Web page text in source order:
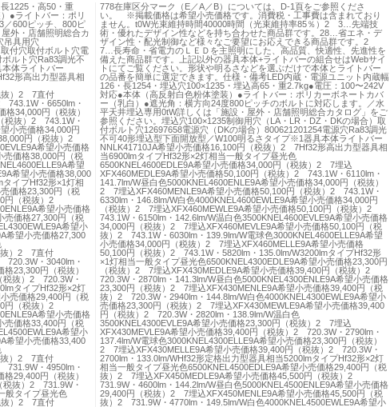
1225・高50・重
●ライトバー：ポリ
／600ピッチ、800ピ
外・店舗照明総合カ
吊具用穴
付穴取付ボルト穴電
ルト穴Ra83調光不
体ライトバー
形高出力型器具相
抜）2 7直付
743.1W・6650lm・
格34,000円（税抜）
税抜）2 743.1W・
小売価格34,000円
円（税抜）2
希望小売価格
価格38,000円（税
希望
希望小売価格38,000
イプHf32形×1灯相
価格23,300円（税
円（税抜）2
希望小売価格
価格27,300円（税
希望小
希望小売価格27,300
抜）2 7直付
720.3W・3040lm・
23,300円（税抜）
税抜）2 720.3W・
タイプHf32形×2灯
売価格29,400円（税
円（税抜）2
希望小売価格
価格33,400円（税
希望小
希望小売価格33,400
抜）2 7直付
731.9W・4950lm・
29,400円（税抜）
税抜）2 731.9W・
般タイプ昼光色
抜）2 7直付
778在庫区分マーク（E／A／B）については、D-1頁をご参照くださ
い。 ※掲載価格は希望小売価格です。消費税・工事費は含まれており
ません。t0W光束維持時間40000時間（光束維持率85％）2 3…先端技
術・優れたデザイン性などを持ち合わせた商品群です。28…省エネ・デ
ザイン性・配光制御など様々なご要望にお応えできる商品群です。2
7…長寿命・省電力のＬＥＤを主照明にした、高品質、快適性、先進性を
備えた商品群です。上記以外の器具本体+ライトバーの組合せはWebサイ
トにてご覧ください。形状や明るさなどを選ぶだけで本体とライトバー
の品番を簡単に選定できます。仕様・備考LED内蔵・電源ユニット内蔵幅
126・長1254・埋込穴100×1235・埋込高65・重2.7kg●電圧：100〜242V
対応●本体（高反射白色粉体塗装）●ライトバー：ポリカーボネートカバ
ー（乳白）●遮光角：横方向24度800ピッチのボルトに対応します。／水
平天井埋込専用0tW詳しくは「施設・屋外・店舗照明総合カタログ」をご
参照ください。埋込穴100×1235制御用穴（LA・LR・DZ・DKの場合）取
付ボルト穴12697658電源穴（DKの場合）800621201254電源穴Ra83調光
不可40形埋込型下面開放型／W100明るさタイプ※1器具本体ライトバー
NNLK41710JA希望小売価格16,100円（税抜）2 7Hf32形高出力型器具相
当6900lmタイプHf32形×2灯相当一般タイプ昼光色
6500KNEL4600EDLE9A希望小売価格34,000円（税抜）2 7埋込
XFX460MEDLE9A希望小売価格50,100円（税抜）2 743.1W・6110lm・
141.7lm/W昼白色5000KNEL4600ENLE9A希望小売価格34,000円（税抜）
2 7埋込XFX460MENLE9A希望小売価格50,100円（税抜）2 743.1W・
6330lm・146.8lm/W白色4000KNEL4600EWLE9A希望小売価格34,000円
（税抜）2 7埋込XFX460MEWLE9A希望小売価格50,100円（税抜）2
743.1W・6150lm・142.6lm/W温白色3500KNEL4600EVLE9A希望小売価格
34,000円（税抜）2 7埋込XFX460MEVLE9A希望小売価格50,100円（税
抜）2 743.1W・6030lm・139.9lm/W電球色3000KNEL4600ELLE9A希望
小売価格34,000円（税抜）2 7埋込XFX460MELLE9A希望小売価格
50,100円（税抜）2 743.1W・5820lm・135.0lm/W3200lmタイプHf32形
×1灯相当一般タイプ昼光色6500KNEL4300EDLE9A希望小売価格23,300円
（税抜）2 7埋込XFX430MEDLE9A希望小売価格39,400円（税抜）2
720.3W・2870lm・141.3lm/W昼白色5000KNEL4300ENLE9A希望小売価格
23,300円（税抜）2 7埋込XFX430MENLE9A希望小売価格39,400円（税
抜）2 720.3W・2940lm・144.8lm/W白色4000KNEL4300EWLE9A希望小
売価格23,300円（税抜）2 7埋込XFX430MEWLE9A希望小売価格39,400
円（税抜）2 720.3W・2820lm・138.9lm/W温白色
3500KNEL4300EVLE9A希望小売価格23,300円（税抜）2 7埋込
XFX430MEVLE9A希望小売価格39,400円（税抜）2 720.3W・2790lm・
137.4lm/W電球色3000KNEL4300ELLE9A希望小売価格23,300円（税抜）
2 7埋込XFX430MELLE9A希望小売価格39,400円（税抜）2 720.3W・
2700lm・133.0lm/WHf32形定格出力型器具相当5200lmタイプHf32形×2灯
相当一般タイプ昼光色6500KNEL4500EDLE9A希望小売価格29,400円（税
抜）2 7埋込XFX450MEDLE9A希望小売価格45,500円（税抜）2
731.9W・4600lm・144.2lm/W昼白色5000KNEL4500ENLE9A希望小売価格
29,400円（税抜）2 7埋込XFX450MENLE9A希望小売価格45,500円（税
抜）2 731.9W・4770lm・149.5lm/W白色4000KNEL4500EWLE9A希望小